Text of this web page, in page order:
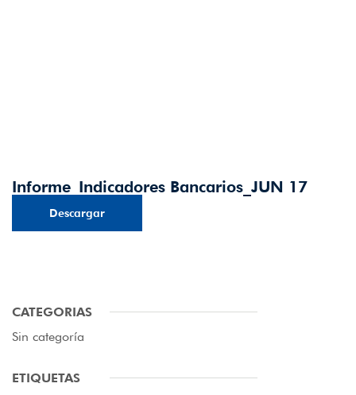
Informe_Indicadores Bancarios_JUN 17
Descargar
CATEGORIAS
Sin categoría
ETIQUETAS